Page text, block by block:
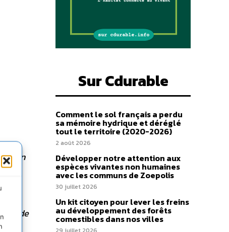
un
; de
Sur Cdurable
Comment le sol français a perdu
sa mémoire hydrique et déréglé
tout le territoire (2020-2026)
2 août 2026
Développer notre attention aux
espèces vivantes non humaines
avec les communs de Zoepolis
30 juillet 2026
Un kit citoyen pour lever les freins
au développement des forêts
comestibles dans nos villes